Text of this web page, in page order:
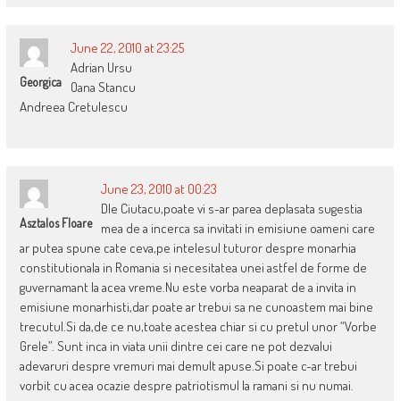
Georgica
June 22, 2010 at 23:25
Adrian Ursu
Oana Stancu
Andreea Cretulescu
Asztalos Floare
June 23, 2010 at 00:23
Dle Ciutacu,poate vi s-ar parea deplasata sugestia
mea de a incerca sa invitati in emisiune oameni care
ar putea spune cate ceva,pe intelesul tuturor despre monarhia
constitutionala in Romania si necesitatea unei astfel de forme de
guvernamant la acea vreme.Nu este vorba neaparat de a invita in
emisiune monarhisti,dar poate ar trebui sa ne cunoastem mai bine
trecutul.Si da,de ce nu,toate acestea chiar si cu pretul unor “Vorbe
Grele”. Sunt inca in viata unii dintre cei care ne pot dezvalui
adevaruri despre vremuri mai demult apuse.Si poate c-ar trebui
vorbit cu acea ocazie despre patriotismul la ramani si nu numai.